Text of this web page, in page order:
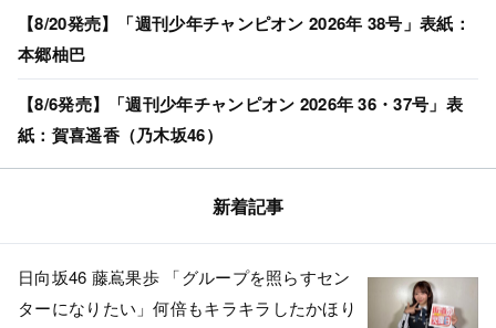
【8/20発売】「週刊少年チャンピオン 2026年 38号」表紙：
本郷柚巴
【8/6発売】「週刊少年チャンピオン 2026年 36・37号」表
紙：賀喜遥香（乃木坂46）
新着記事
日向坂46 藤嶌果歩 「グループを照らすセン
ターになりたい」何倍もキラキラしたかほり